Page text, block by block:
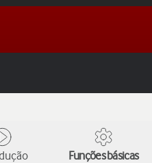
Funções básicas